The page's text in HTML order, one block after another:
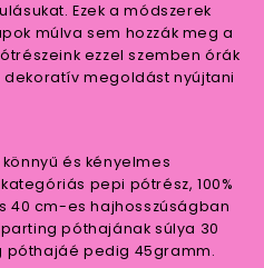
Ezek a módszerek
múlva sem hozzák meg a
ezzel szemben órák
megoldást nyújtani
és kényelmes
pepi pótrész, 100%
40 cm-es hajhosszúságban
póthajának súlya 30
póthajáé pedig 45gramm.